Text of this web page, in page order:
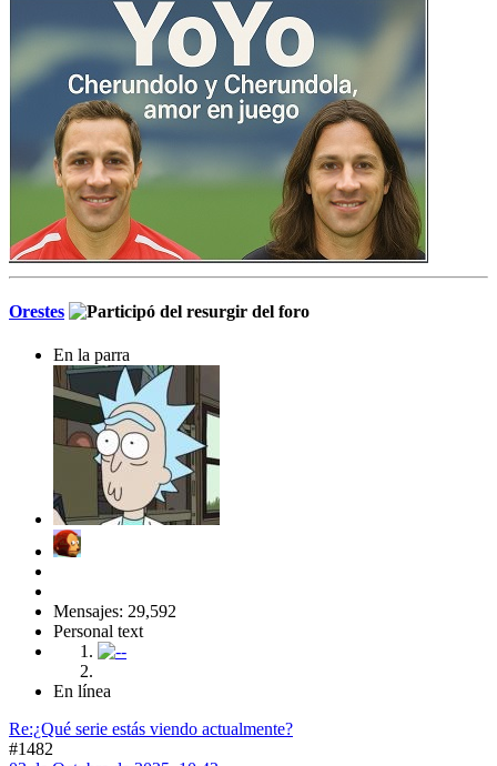
Orestes
En la parra
Mensajes: 29,592
Personal text
En línea
Re:¿Qué serie estás viendo actualmente?
#1482